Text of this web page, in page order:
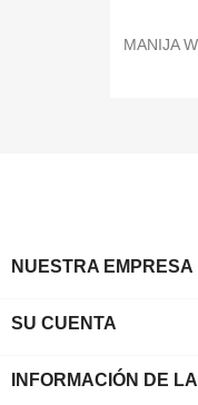
MANIJA
NUESTRA EMPRESA
SU CUENTA
INFORMACIÓN DE